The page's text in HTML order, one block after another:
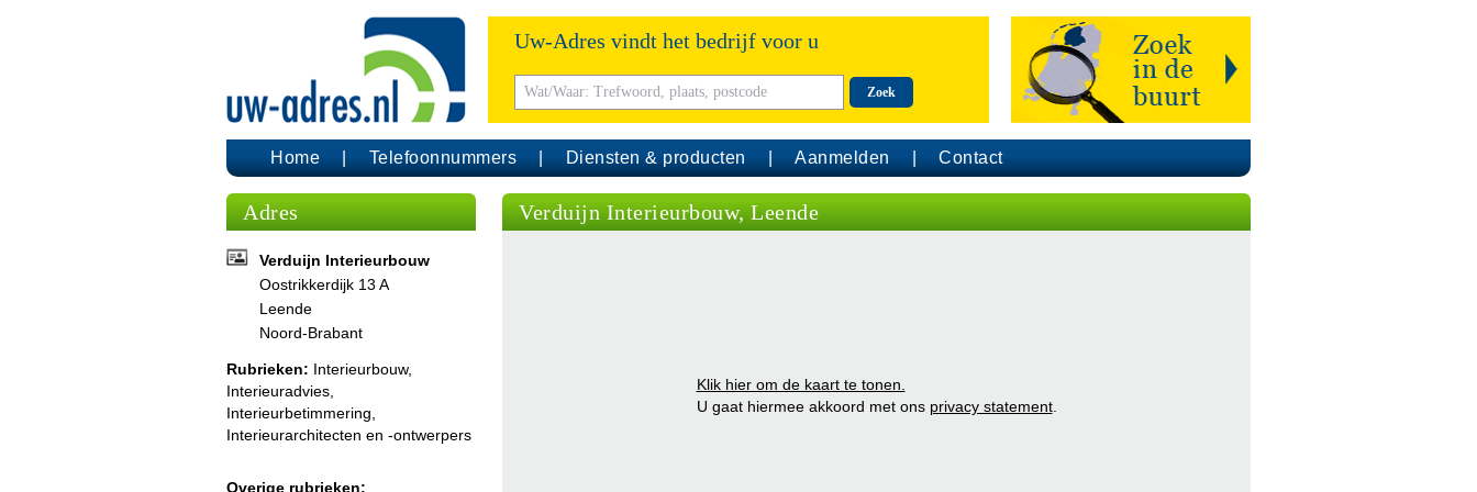
Uw-Adres vindt het bedrijf voor u
Zoek
Home Telefoonnummers Diensten & producten Aanmelden Contact
Adres
Verduijn Interieurbouw
Oostrikkerdijk 13 A
Leende
Noord-Brabant
Rubrieken: Interieurbouw,
Interieuradvies
Interieurbetimmering
Interieurarchitecten en -ontwerpers
Overige rubrieken:
Verduijn Interieurbouw, Leende
Klik hier om de kaart te tonen.
U gaat hiermee akkoord met ons privacy statement.